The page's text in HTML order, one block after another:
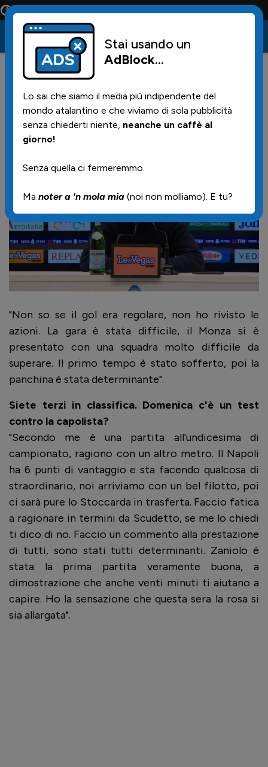
Conta solo la maglia e solo i tifosi la portano tutta la vita
30/10/2024 | 23.36
Il Mister in conferenza stampa:
"Non siamo da scudetto"
"Non so se il gol era regolare, non ho rivisto le
azioni. La gara è stata difficile, il Monza si è
presentato con una squadra molto difficile da
superare. Il primo tempo è stato sofferto, poi la
panchina è stata determinante".
Siete terzi in classifica. Domenica c'è un test
contro la capolista?
"Secondo me è una partita all'undicesima di
campionato, ragiono con un altro metro. Il Napoli
ha 6 punti di vantaggio e sta facendo qualcosa di
straordinario, noi arriviamo con un bel filotto, poi
ci sarà pure lo Stoccarda in trasferta. Faccio fatica
a ragionare in termini da Scudetto, se me lo chiedi
ti dico di no. Faccio un commento alla prestazione
di tutti, sono stati tutti determinanti. Zaniolo è
stata la prima partita veramente buona, a
dimostrazione che anche venti minuti ti aiutano a
capire. Ho la sensazione che questa sera la rosa si
sia allargata".
Stai usando un
AdBlock...
Lo sai che siamo il media più indipendente del
mondo atalantino e che viviamo di sola pubblicità
senza chiederti niente, neanche un caffè al
giorno!
Senza quella ci fermeremmo.
Ma noter a 'n mola mia (noi non molliamo). E tu?